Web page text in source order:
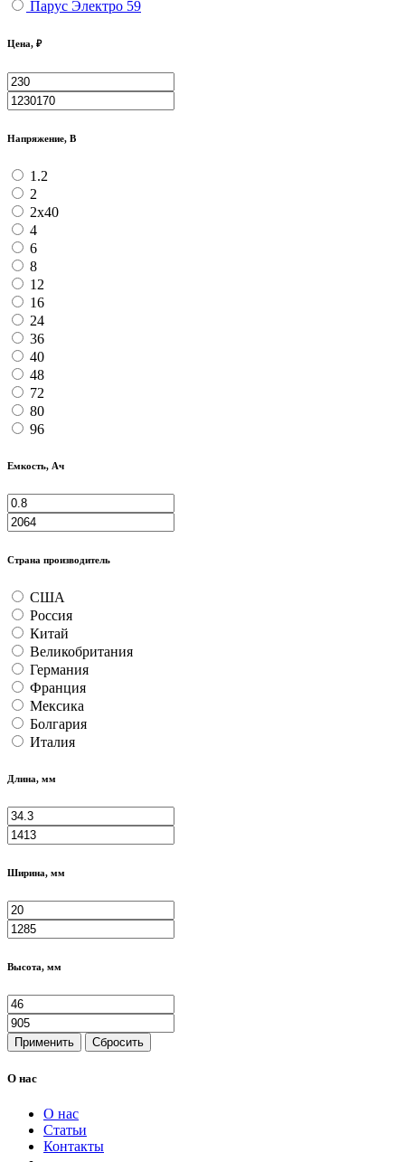
Парус Электро 59
Цена, ₽
Напряжение, В
1.2
2
2х40
4
6
8
12
16
24
36
40
48
72
80
96
Емкость, Ач
Страна производитель
США
Россия
Китай
Великобритания
Германия
Франция
Мексика
Болгария
Италия
Длина, мм
Ширина, мм
Высота, мм
Применить Сбросить
О нас
О нас
Статьи
Контакты